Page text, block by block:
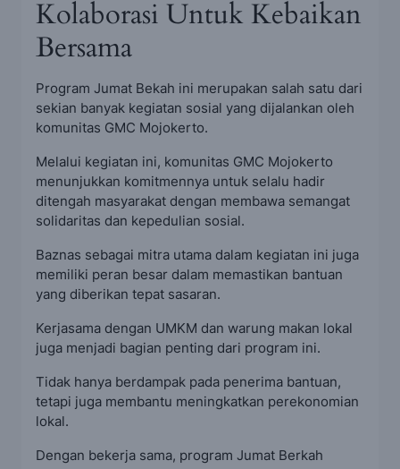
Kolaborasi Untuk Kebaikan
Bersama
Program Jumat Bekah ini merupakan salah satu dari
sekian banyak kegiatan sosial yang dijalankan oleh
komunitas GMC Mojokerto.
Melalui kegiatan ini, komunitas GMC Mojokerto
menunjukkan komitmennya untuk selalu hadir
ditengah masyarakat dengan membawa semangat
solidaritas dan kepedulian sosial.
Baznas sebagai mitra utama dalam kegiatan ini juga
memiliki peran besar dalam memastikan bantuan
yang diberikan tepat sasaran.
Kerjasama dengan UMKM dan warung makan lokal
juga menjadi bagian penting dari program ini.
Tidak hanya berdampak pada penerima bantuan,
tetapi juga membantu meningkatkan perekonomian
lokal.
Dengan bekerja sama, program Jumat Berkah